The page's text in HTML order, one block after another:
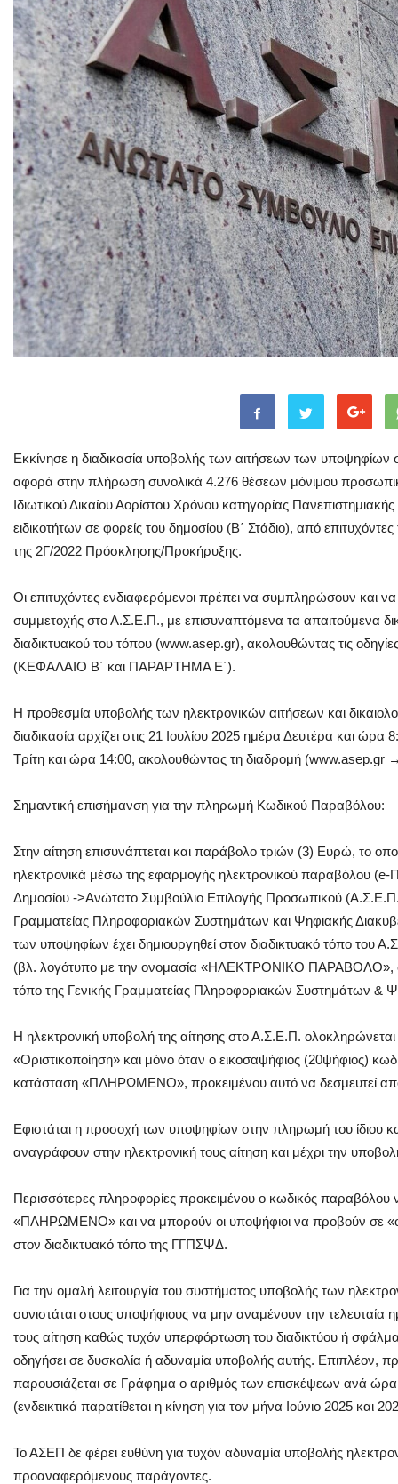
Εκκίνησε η διαδικασία υποβολής των αιτήσεων των
αφορά στην πλήρωση συνολικά 4.276 θέσεων μόνιμου
Ιδιωτικού Δικαίου Αορίστου Χρόνου κατηγορίας
ειδικοτήτων σε φορείς του δημοσίου (Β΄ Στάδιο), από
της 2Γ/2022 Πρόσκλησης/Προκήρυξης.
Οι επιτυχόντες ενδιαφερόμενοι πρέπει να συμπληρώσουν και
συμμετοχής στο Α.Σ.Ε.Π., με επισυναπτόμενα τα απαιτούμενα
διαδικτυακού του τόπου (www.asep.gr), ακολουθώντας τις
(ΚΕΦΑΛΑΙΟ Β΄ και ΠΑΡΑΡΤΗΜΑ Ε΄).
Η προθεσμία υποβολής των ηλεκτρονικών αιτήσεων και
διαδικασία αρχίζει στις 21 Ιουλίου 2025 ημέρα Δευτέρα και ώρα
Τρίτη και ώρα 14:00, ακολουθώντας τη διαδρομή (www.asep.gr
Σημαντική επισήμανση για την πληρωμή Κωδικού Παραβόλου:
Στην αίτηση επισυνάπτεται και παράβολο τριών (3) Ευρώ, το
ηλεκτρονικά μέσω της εφαρμογής ηλεκτρονικού παραβόλου
Δημοσίου ->Ανώτατο Συμβούλιο Επιλογής Προσωπικού (Α.Σ.Ε.Π.)
Γραμματείας Πληροφοριακών Συστημάτων και Ψηφιακής
των υποψηφίων έχει δημιουργηθεί στον διαδικτυακό τόπο του
(βλ. λογότυπο με την ονομασία «ΗΛΕΚΤΡΟΝΙΚΟ ΠΑΡΑΒΟΛΟ», ο
τόπο της Γενικής Γραμματείας Πληροφοριακών Συστημάτων &
Η ηλεκτρονική υποβολή της αίτησης στο Α.Σ.Ε.Π. ολοκληρώνεται
«Οριστικοποίηση» και μόνο όταν ο εικοσαψήφιος (20ψήφιος)
κατάσταση «ΠΛΗΡΩΜΕΝΟ», προκειμένου αυτό να δεσμευτεί
Eφιστάται η προσοχή των υποψηφίων στην πληρωμή του ίδιου
αναγράφουν στην ηλεκτρονική τους αίτηση και μέχρι την
Περισσότερες πληροφορίες προκειμένου ο κωδικός παραβόλου
«ΠΛΗΡΩΜΕΝΟ» και να μπορούν οι υποψήφιοι να προβούν σε
στον διαδικτυακό τόπο της ΓΓΠΣΨΔ.
Για την ομαλή λειτουργία του συστήματος υποβολής των
συνιστάται στους υποψήφιους να μην αναμένουν την τελευταία
τους αίτηση καθώς τυχόν υπερφόρτωση του διαδικτύου ή
οδηγήσει σε δυσκολία ή αδυναμία υποβολής αυτής. Επιπλέον,
παρουσιάζεται σε Γράφημα ο αριθμός των επισκέψεων ανά
(ενδεικτικά παρατίθεται η κίνηση για τον μήνα Ιούνιο 2025 και
Το ΑΣΕΠ δε φέρει ευθύνη για τυχόν αδυναμία υποβολής
προαναφερόμενους παράγοντες.